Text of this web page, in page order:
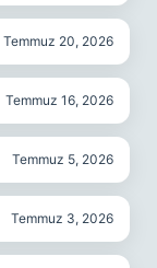
Temmuz 20, 2026
Temmuz 16, 2026
Temmuz 5, 2026
Temmuz 3, 2026